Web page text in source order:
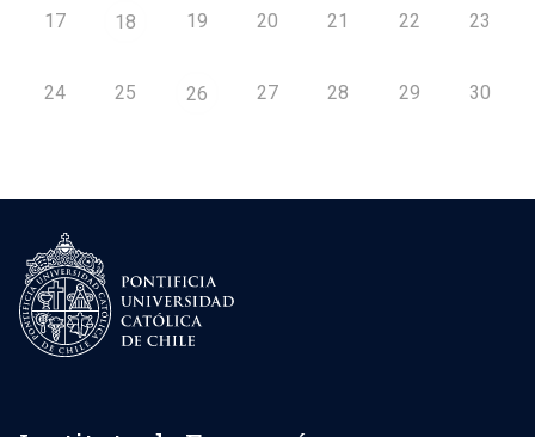
17 18 19 20 21 22 23
24 25 26 27 28 29 30